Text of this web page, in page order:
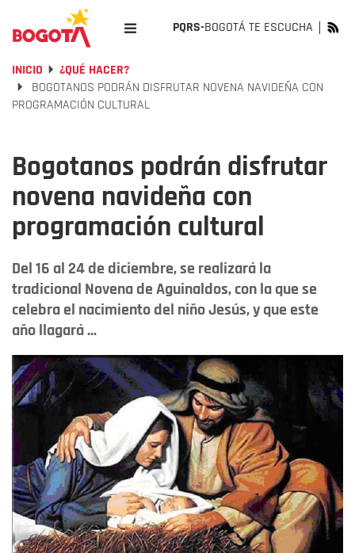
PQRS-BOGOTÁ TE ESCUCHA
INICIO
¿QUÉ HACER?
BOGOTANOS PODRÁN DISFRUTAR NOVENA NAVIDEÑA CON
PROGRAMACIÓN CULTURAL
Bogotanos podrán disfrutar
novena navideña con
programación cultural
Del 16 al 24 de diciembre, se realizará la
tradicional Novena de Aguinaldos, con la que se
celebra el nacimiento del niño Jesús, y que este
año llagará ...